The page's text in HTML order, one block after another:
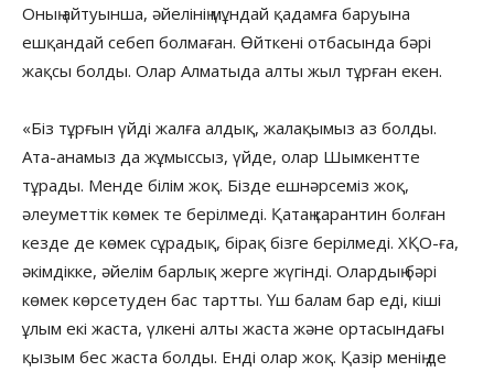
Оның айтуынша, әйелінің мұндай қадамға баруына
ешқандай себеп болмаған. Өйткені отбасында бәрі
жақсы болды. Олар Алматыда алты жыл тұрған екен.
«Біз тұрғын үйді жалға алдық, жалақымыз аз болды.
Ата-анамыз да жұмыссыз, үйде, олар Шымкентте
тұрады. Менде білім жоқ. Бізде ешнәрсеміз жоқ,
әлеуметтік көмек те берілмеді. Қатаң карантин болған
кезде де көмек сұрадық, бірақ бізге берілмеді. ХҚО-ға,
әкімдікке, әйелім барлық жерге жүгінді. Олардың бәрі
көмек көрсетуден бас тартты. Үш балам бар еді, кіші
ұлым екі жаста, үлкені алты жаста және ортасындағы
қызым бес жаста болды. Енді олар жоқ. Қазір менің де